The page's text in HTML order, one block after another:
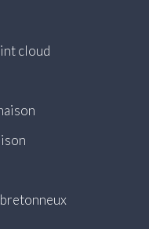
cloud